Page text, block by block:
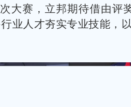
大赛，立邦期待借由评
业人才夯实专业技能，